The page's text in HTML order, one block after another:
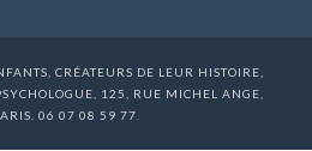
CRÉATEURS DE LEUR HISTOIRE,
125, RUE MICHEL ANGE,
06 07 08 59 77